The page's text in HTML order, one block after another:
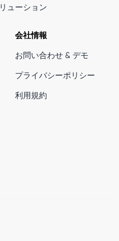
ューション
会社情報
お問い合わせ & デモ
プライバシーポリシー
利用規約